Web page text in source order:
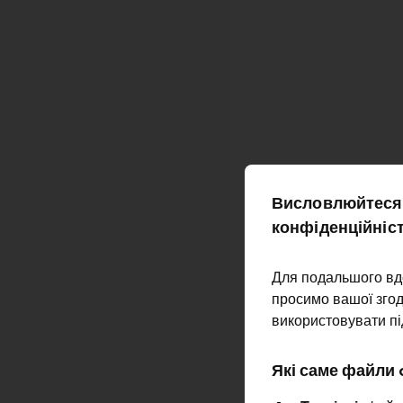
Для подальшого
просимо вашої
використовувати
Які саме файли